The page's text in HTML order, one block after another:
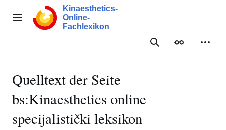
Inhalt
springenHauptmenü
Kinaesthetics-
Online-
Fachlexikon
Suche
Quelltext der Seite
bs:Kinaesthetics online
specijalistički leksikon